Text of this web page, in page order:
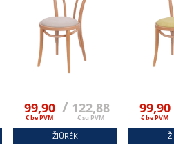
99,90
€ be PVM
/ 122,88
€ su PVM
ŽIŪRĖK
99,90
€ be PVM